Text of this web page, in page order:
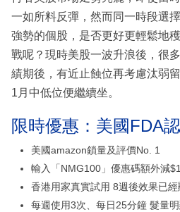
一如所料反彈，然而同一時段選
強勢的個股，是否更好更輕鬆地
戰呢？現時美股一波升浪後，很
績期後，有近止蝕位再考慮汰弱
1月中低位便繼續坐。
限時優惠：美國FDA
美國amazon鎖量及評價No. 1
輸入「NMG100」優惠碼額外減
香港用家真實試用 8週後效果已經
每週使用3次、每日25分鐘 髮量